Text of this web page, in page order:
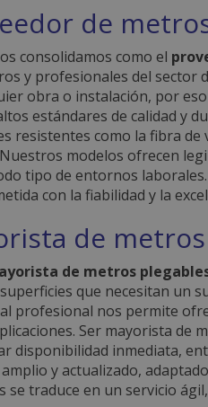
de
consolidamos como el
y profesionales del sector
obra o instalación, por
estándares de calidad y
resistentes como la fibra
modelos ofrecen
tipo de entornos
con la fiabilidad y la
de
de metros
que necesitan un
profesional nos permite
Ser mayorista de
disponibilidad inmediata,
y actualizado,
se traduce en un servicio